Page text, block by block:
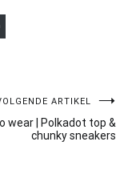
ARTIKEL
wear | Polkadot top &
chunky sneakers